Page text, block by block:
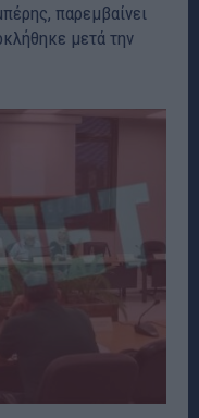
παρεμβαίνει
μετά την